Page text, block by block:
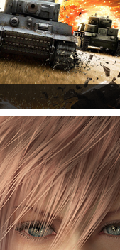
AAA-kategóriás